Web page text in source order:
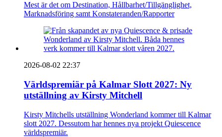
Mest är det om Destination, Hållbarhet/Tillgänglighet,
Marknadsföring samt Konstateranden/Rapporter
2026-08-02 22:37
Världspremiär på Kalmar Slott 2027: Ny
utställning av Kirsty Mitchell
Kirsty Mitchells utställning Wonderland kommer till Kalmar
slott 2027. Dessutom har hennes nya projekt Quiescence
världspremiär.